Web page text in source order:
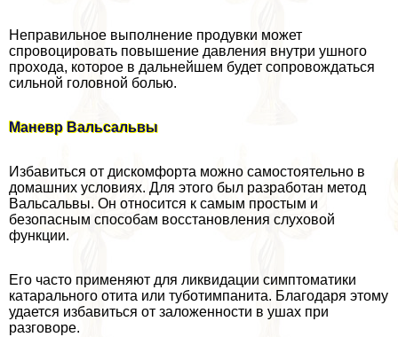
Неправильное выполнение продувки может
спровоцировать повышение давления внутри ушного
прохода, которое в дальнейшем будет сопровождаться
сильной головной болью.
Маневр Вальсальвы
Избавиться от дискомфорта можно самостоятельно в
домашних условиях. Для этого был разработан метод
Вальсальвы. Он относится к самым простым и
безопасным способам восстановления слуховой
функции.
Его часто применяют для ликвидации симптоматики
катарального отита или туботимпанита. Благодаря этому
удается избавиться от заложенности в ушах при
разговоре.